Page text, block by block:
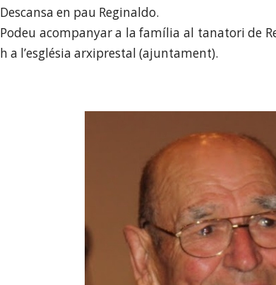
Descansa en pau Reginaldo.
Podeu acompanyar a la família al tanatori de
h a l’església arxiprestal (ajuntament).